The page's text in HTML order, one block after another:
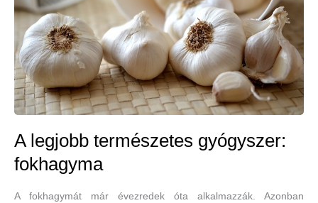
A legjobb természetes gyógyszer:
fokhagyma
A fokhagymát már évezredek óta alkalmazzák. Azonban